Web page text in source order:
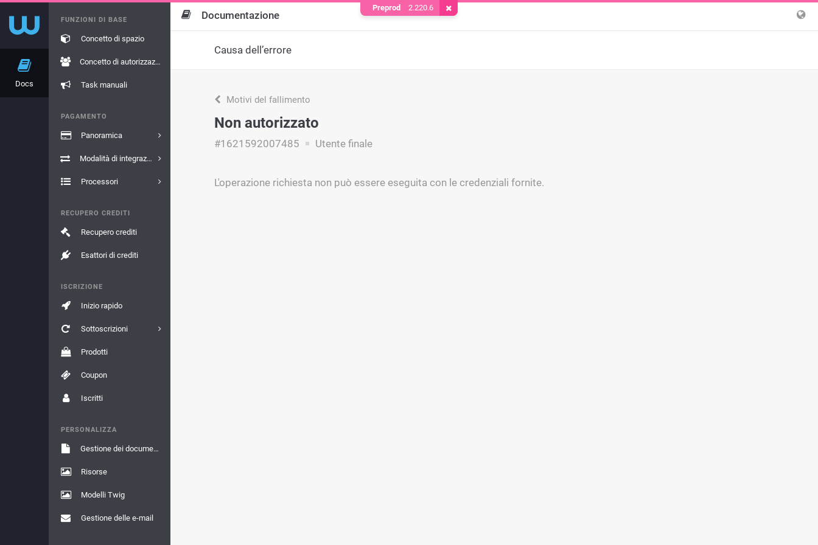
Docs
FUNZIONI DI BASE
Concetto di spazio
Concetto di autorizzazione
Task manuali
PAGAMENTO
Panoramica
Modalità di integrazione
Processori
RECUPERO CREDITI
Recupero crediti
Esattori di crediti
ISCRIZIONE
Inizio rapido
Sottoscrizioni
Prodotti
Coupon
Iscritti
PERSONALIZZA
Gestione dei documenti
Risorse
Modelli Twig
Gestione delle e-mail
Documentazione
Causa dell’errore
Motivi del fallimento
Non autorizzato
#1621592007485 Utente finale
L'operazione richiesta non può essere eseguita con le credenziali fornite.
Preprod 2.220.6 Rimuovere il cookie